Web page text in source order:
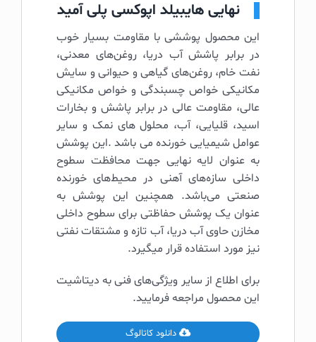
نهایی هایبیلد اپوکسی پلی آمید
این محصول پوششی با مقاومت بسیار خوب
در برابر پاشش آب دریا، روغن‌های معدنی،
نفت خام، روغن‌های گیاهی و حیوانی و سایش
مکانیکی خواص چسبندگی و خواص مکانیکی
عالی، مقاومت عالی در برابر پاشش و بخارات
اسید، قلیایی، آب، محلول های نمک و سایر
عوامل شیمیایی خورنده می باشد .این پوشش
به عنوان لایه نهایی جهت محافظت سطوح
داخلی سازه‌های آهنی در محیط‌های خورنده
صنعتی می‌باشد. همچنین این پوشش به
عنوان یک پوشش حفاظتی برای سطوح داخلی
مخازن حاوی آب دریا، آب تازه و مشتقات نفتی
نیز مورد استفاده قرار میگیرد.
برای اطلاع از سایر ویژگی‌های فنی به دیتاشیت
این محصول مراجعه فرمایید.
دانلود کاتالوگ